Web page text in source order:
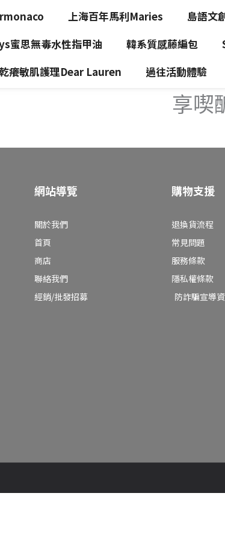
上海百年馬利Maries 島語文
蜜思無毒水性指甲油
韓系質感藤編包
癢敏肌護理Dear Lauren
過往活動體驗
享喫
網站導覽
關於我們
首頁
商店
聯絡我們
經銷/批發招募
購物支援
退換貨流程
常見問題
服務條款
隱私權條款
防詐騙宣導